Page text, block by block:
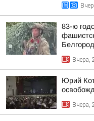
83-ю
Вчера,
Юрий
Вчера,